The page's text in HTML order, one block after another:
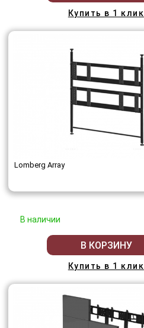
Купить в 1 клик
Lomberg Array
В наличии
В КОРЗИНУ
Купить в 1 клик